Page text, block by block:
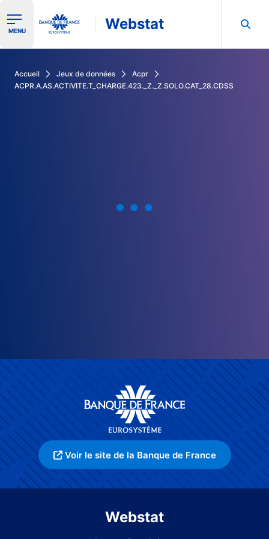
Ouvrir le menu de navigation
MENU Webstat
Accueil Jeux de données
Acpr
ACPR.A.AS.ACTIVITE.T_CHARGE.423._Z._Z.SOLO.CAT_28.CDSS
Voir le site de la Banque de France
Webstat